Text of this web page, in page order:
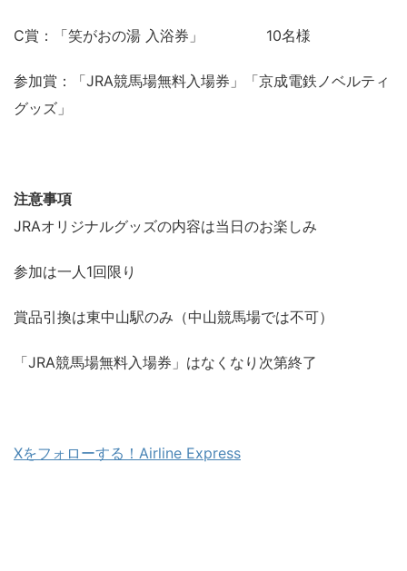
C賞：「笑がおの湯 入浴券」 10名様
参加賞：「JRA競馬場無料入場券」「京成電鉄ノベルティ
グッズ」
注意事項
JRAオリジナルグッズの内容は当日のお楽しみ
参加は一人1回限り
賞品引換は東中山駅のみ（中山競馬場では不可）
「JRA競馬場無料入場券」はなくなり次第終了
Xをフォローする！Airline Express